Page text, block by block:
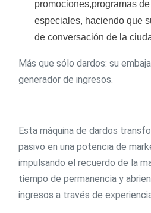
promociones,programas
especiales, haciendo que
de conversación de la
Más que sólo dardos: su
generador de ingresos.
Esta máquina de dardos
pasivo en una potencia de
impulsando el recuerdo de la
tiempo de permanencia y
ingresos a través de